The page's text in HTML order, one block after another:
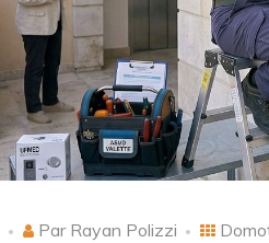
Par Rayan Polizzi